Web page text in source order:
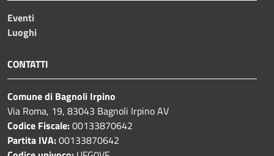
Eventi
Luoghi
CONTATTI
Comune di Bagnoli Irpino
Via Roma, 19, 83043 Bagnoli Irpino AV
Codice Fiscale:00133870642
Partita IVA:00133870642